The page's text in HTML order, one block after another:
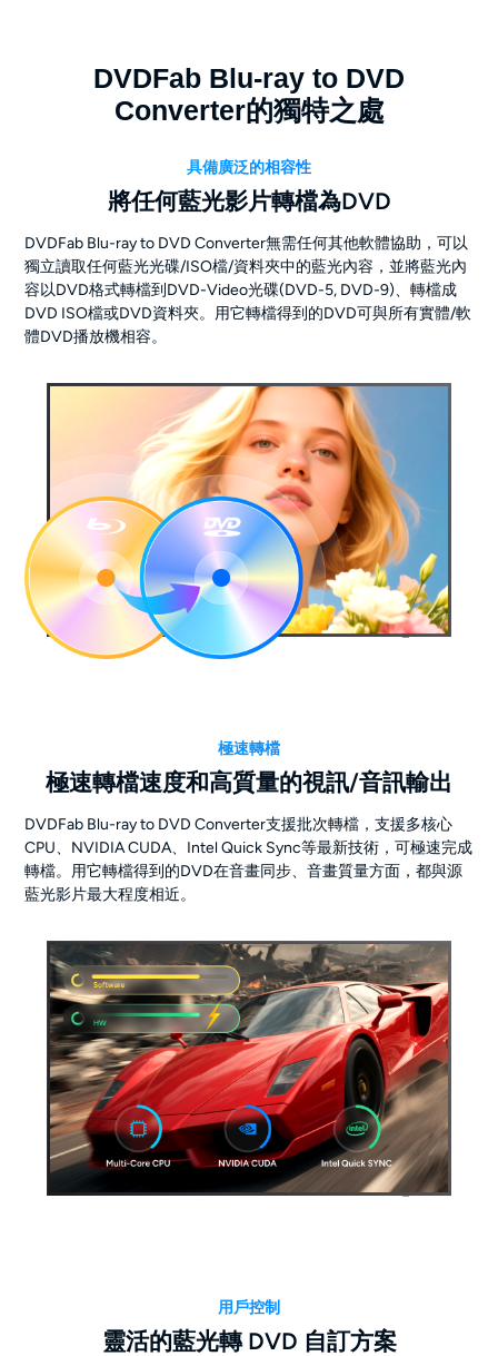
DVDFab Blu-ray to DVD
Converter的獨特之處
具備廣泛的相容性
將任何藍光影片轉檔為DVD
DVDFab Blu-ray to DVD Converter無需任何其他軟體協助，可以
獨立讀取任何藍光光碟/ISO檔/資料夾中的藍光內容，並將藍光內
容以DVD格式轉檔到DVD-Video光碟(DVD-5, DVD-9)、轉檔成
DVD ISO檔或DVD資料夾。用它轉檔得到的DVD可與所有實體/軟
體DVD播放機相容。
極速轉檔
極速轉檔速度和高質量的視訊/音訊輸出
DVDFab Blu-ray to DVD Converter支援批次轉檔，支援多核心
CPU、NVIDIA CUDA、Intel Quick Sync等最新技術，可極速完成
轉檔。用它轉檔得到的DVD在音畫同步、音畫質量方面，都與源
藍光影片最大程度相近。
用戶控制
靈活的藍光轉 DVD 自訂方案